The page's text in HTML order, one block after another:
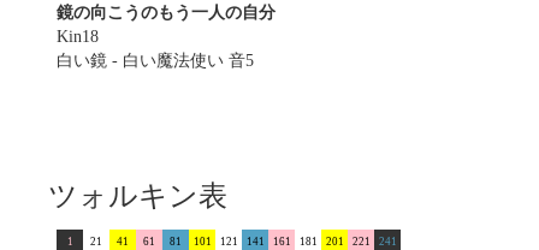
鏡の向こうのもう一人の自分
Kin18
白い鏡 - 白い魔法使い 音5
ツォルキン表
1 21 41 61 81 101 121 141 161 181 201 221
241